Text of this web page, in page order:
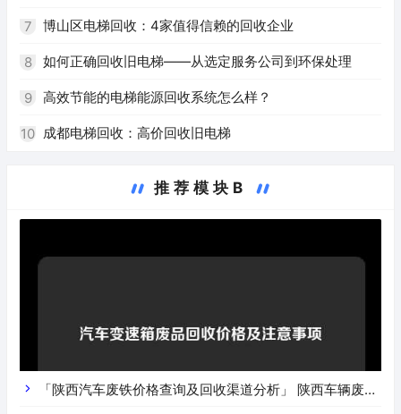
7 博山区电梯回收：4家值得信赖的回收企业
8 如何正确回收旧电梯——从选定服务公司到环保处理
9 高效节能的电梯能源回收系统怎么样？
10 成都电梯回收：高价回收旧电梯
推荐模块B
「陕西汽车废铁价格查询及回收渠道分析」 陕西车辆废铁